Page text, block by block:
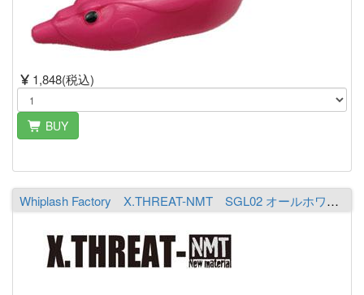
1,848(税込)
BUY
Whiplash Factory X.THREAT-NMT SGL02 オールホワイト